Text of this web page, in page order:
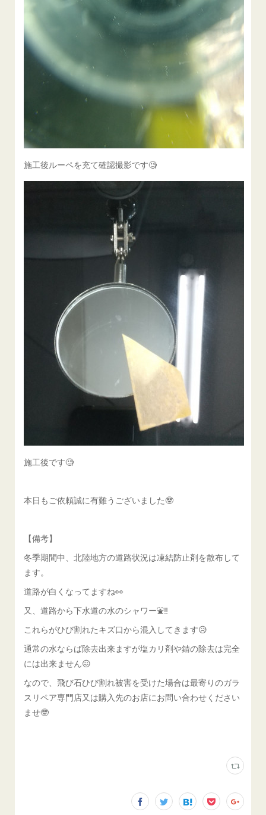
施工後ルーペを充て確認撮影です🧐
施工後です🧐
本日もご依頼誠に有難うございました🤓
【備考】
冬季期間中、北陸地方の道路状況は凍結防止剤を散布して
ます。
道路が白くなってますね👀
又、道路から下水道の水のシャワー⛲️‼️
これらがひび割れたキズ口から混入してきます😥
通常の水ならば除去出来ますが塩カリ剤や錆の除去は完全
には出来ません😖
なので、飛び石ひび割れ被害を受けた場合は最寄りのガラ
スリペア専門店又は購入先のお店にお問い合わせください
ませ🤓